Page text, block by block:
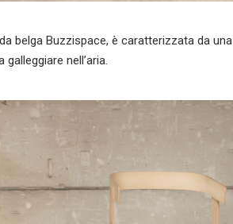
belga Buzzispace, è caratterizzata da una
nell’aria.